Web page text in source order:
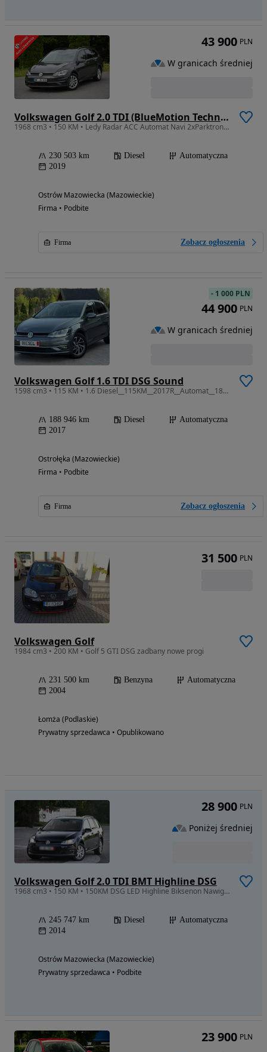
Volkswagen Golf 2.0 TDI (BlueMotion Technology) DSG Comfortline
1968 cm3 • 150 KM • Ledy Radar ACC Automat Navi 2xParktronic Masaż ASO VW Nowe Opony
230 503 km Diesel
Automatyczna
2019
Ostrów Mazowiecka (Mazowieckie)
Firma • Podbite
Firma Zobacz ogłoszenia
43 900 PLN
W granicach średniej
Volkswagen Golf 1.6 TDI DSG Sound
1598 cm3 • 115 KM • 1.6 Diesel__115KM__2017R__Automat__188Tyś KM __ASO__
188 946 km Diesel
Automatyczna
2017
Ostrołęka (Mazowieckie)
Firma • Podbite
Firma Zobacz ogłoszenia
- 1 000 PLN
44 900 PLN
W granicach średniej
Volkswagen Golf
1984 cm3 • 200 KM • Golf 5 GTI DSG zadbany nowe progi
231 500 km Benzyna
Automatyczna
2004
Łomża (Podlaskie)
Prywatny sprzedawca • Opublikowano
31 500 PLN
Volkswagen Golf 2.0 TDI BMT Highline DSG
1968 cm3 • 150 KM • 150KM DSG LED Highline Biksenon Nawigacja
245 747 km Diesel
Automatyczna
2014
Ostrów Mazowiecka (Mazowieckie)
Prywatny sprzedawca • Podbite
28 900 PLN
Poniżej średniej
23 900 PLN